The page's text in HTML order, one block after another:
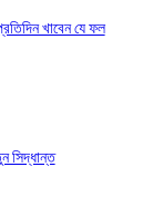
খাবেন যে ফল
সিদ্ধান্ত